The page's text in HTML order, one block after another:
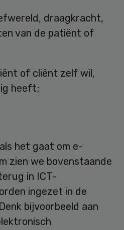
draagkracht,
van de patiënt of
of cliënt zelf wil,
heeft;
het gaat om e-
zien we bovenstaande
in ICT-
ingezet in de
bijvoorbeeld aan